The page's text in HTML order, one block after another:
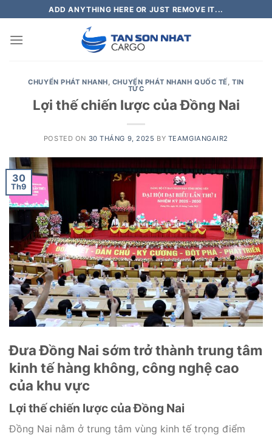
to
content
ADD ANYTHING HERE OR JUST REMOVE IT...
CHUYỂN PHÁT NHANH, CHUYỂN PHÁT NHANH QUỐC TẾ,TIN
TỨC
Lợi thế chiến lược của Đồng Nai
POSTED ON 30 THÁNG 9, 2025 BY TEAMGIANGAIR2
30
Th9
Đưa Đồng Nai sớm trở thành trung tâm
kinh tế hàng không, công nghệ cao
của khu vực
Lợi thế chiến lược của Đồng Nai
Đồng Nai nằm ở trung tâm vùng kinh tế trọng điểm